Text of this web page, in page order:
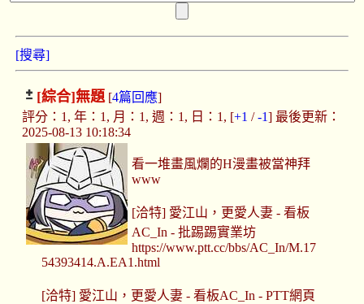
[搜尋]
[綜合]無題[4篇回應]
評分：1, 年：1, 月：1, 週：1, 日：1, [+1 /-1] 最後更新：
2025-08-13 10:18:34
看一堆畫風爛的H漫畫被當神拜
www
[洽特] 愛江山，更愛人妻 - 看板
AC_In - 批踢踢實業坊
https://www.ptt.cc/bbs/AC_In/M.17
54393414.A.EA1.html
[洽特] 愛江山，更愛人妻 - 看板AC_In - PTT網頁